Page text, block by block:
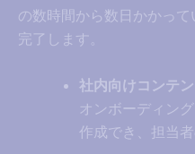
の数時間から数日かかっ
完了します。
社内向けコンテ
オンボーディン
作成でき、担当